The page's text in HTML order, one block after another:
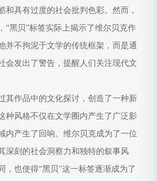
和具有过度的社会批判色彩。然而，
“黑贝”标签实际上揭示了维尔贝克作
并不拘泥于文学的传统框架，而是通
会发出了警告，提醒人们关注现代文
其作品中的文化探讨，创造了一种新
种风格不仅在文学圈内产生了广泛影
内产生了回响。维尔贝克成为了一位
深刻的社会洞察力和独特的叙事风
，也使得“黑贝”这一标签逐渐成为了